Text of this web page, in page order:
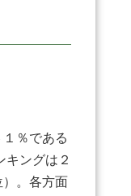
％である
キングは２
。各方面